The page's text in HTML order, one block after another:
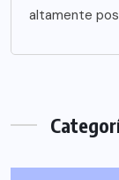
altamente